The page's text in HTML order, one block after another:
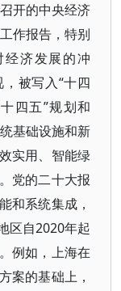
开的中央经济
作报告，特别
济发展的冲
被写入“十四
四五”规划和
基础设施和新
实用、智能绿
党的二十大报
和系统集成，
区自2020年起
例如，上海在
案的基础上，